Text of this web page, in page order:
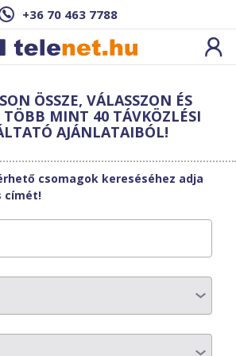
+36 70 463 7788
elérhető az Ön
címen!
2002
ÖSSZE, VÁLASSZON ÉS
TÖBB MINT 40 TÁVKÖZLÉSI
AJÁNLATAIBÓL!
csomagok kereséséhez adja
címét!